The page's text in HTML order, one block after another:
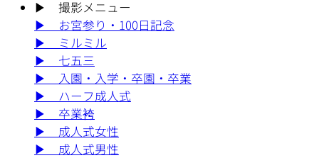
▶︎
撮影メニュー
▶︎
お宮参り・100日記念
▶︎
ミルミル
▶︎
七五三
▶︎
入園・入学・卒園・卒業
▶︎
ハーフ成人式
▶︎
卒業袴
▶︎
成人式女性
▶︎
成人式男性